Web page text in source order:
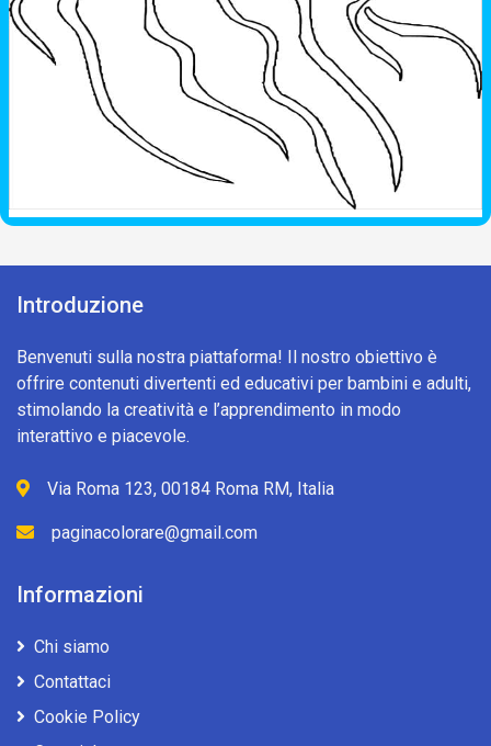
Introduzione
Benvenuti sulla nostra piattaforma! Il nostro obiettivo è
offrire contenuti divertenti ed educativi per bambini e adulti,
stimolando la creatività e l’apprendimento in modo
interattivo e piacevole.
Via Roma 123, 00184 Roma RM, Italia
paginacolorare@gmail.com
Informazioni
Chi siamo
Contattaci
Cookie Policy